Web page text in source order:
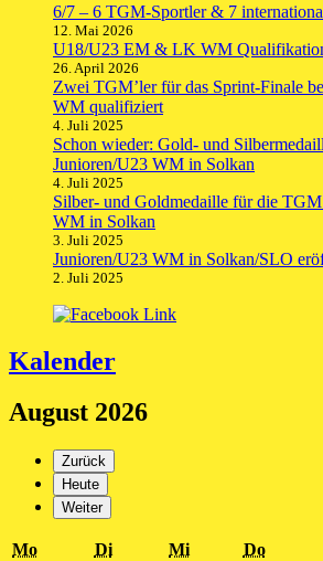
6/7 – 6 TGM-Sportler & 7
12. Mai 2026
U18/U23 EM & LK WM Qualifikation
26. April 2026
Zwei TGM’ler für das Sprint-Finale
WM qualifiziert
4. Juli 2025
Schon wieder: Gold- und
Junioren/U23 WM in Solkan
4. Juli 2025
Silber- und Goldmedaille für die
WM in Solkan
3. Juli 2025
Junioren/U23 WM in Solkan/SLO
2. Juli 2025
Kalender
August 2026
Zurück
Heute
Weiter
MoMontag DiDienstagMiMittwoch
Do